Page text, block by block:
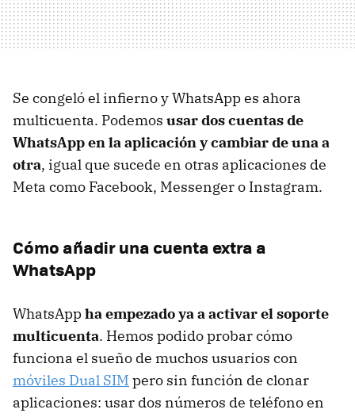
Se congeló el infierno y WhatsApp es ahora
multicuenta. Podemos usar dos cuentas de
WhatsApp en la aplicación y cambiar de una a
otra, igual que sucede en otras aplicaciones de
Meta como Facebook, Messenger o Instagram.
Cómo añadir una cuenta extra a
WhatsApp
WhatsAppha empezado ya a activar el soporte
multicuenta. Hemos podido probar cómo
funciona el sueño de muchos usuarios con
móviles Dual SIM pero sin función de clonar
aplicaciones: usar dos números de teléfono en